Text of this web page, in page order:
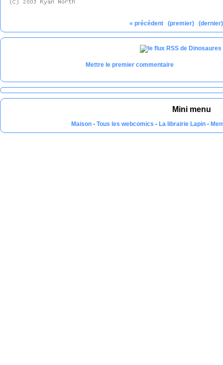
« précédent (premier) (dernier)
Mettre le premier commentaire
Mini menu
Maison -Tous les webcomics - La librairie Lapin -